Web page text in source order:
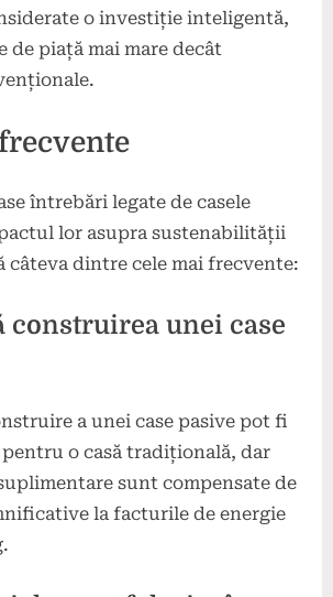
o investiție inteligentă,
de piață mai mare decât
întrebări legate de casele
lor asupra sustenabilității
câteva dintre cele mai frecvente:
construirea unei case
a unei case pasive pot fi
o casă tradițională, dar
sunt compensate de
la facturile de energie